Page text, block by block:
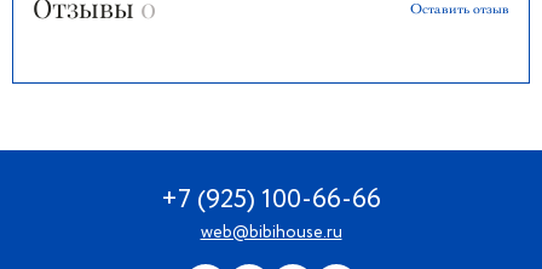
Отзывы 0 Оставить отзыв
+7 (925) 100-66-66
web@bibihouse.ru